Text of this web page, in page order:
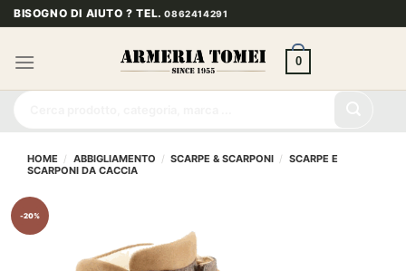
Salta
ai
contenuti
BISOGNO DI AIUTO ? TEL.0862414291
0
HOME / ABBIGLIAMENTO / SCARPE & SCARPONI / SCARPE E
SCARPONI DA CACCIA
-20%